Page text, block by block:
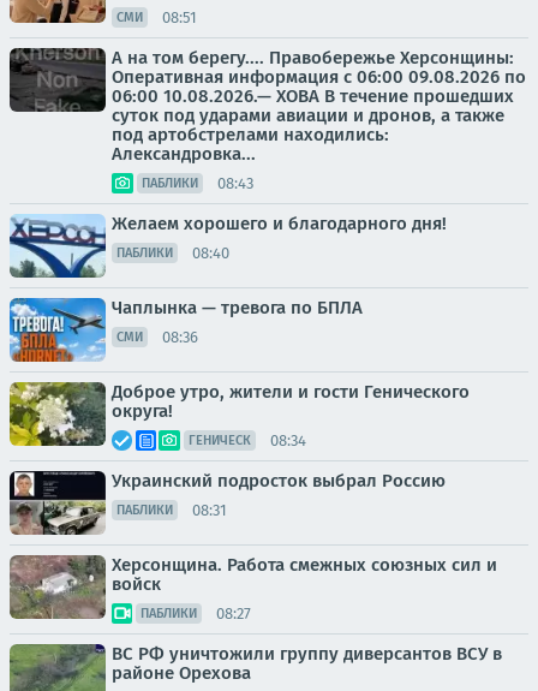
СМИ 08:51
А на том берегу.... Правобережье Херсонщины:
Оперативная информация с 06:00 09.08.2026 по
06:00 10.08.2026.— ХОВА В течение прошедших
суток под ударами авиации и дронов, а также
под артобстрелами находились:
Александровка...
ПАБЛИКИ 08:43
Желаем хорошего и благодарного дня!
ПАБЛИКИ 08:40
Чаплынка — тревога по БПЛА
СМИ 08:36
Доброе утро, жители и гости Генического
округа!
ГЕНИЧЕСК 08:34
Украинский подросток выбрал Россию
ПАБЛИКИ 08:31
Херсонщина. Работа смежных союзных сил и
войск
ПАБЛИКИ 08:27
ВС РФ уничтожили группу диверсантов ВСУ в
районе Орехова